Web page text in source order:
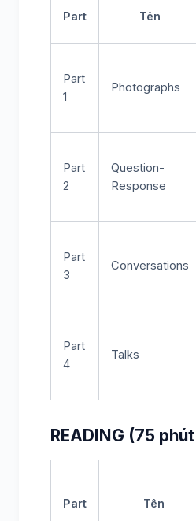
Part Tên
Part
1
Photographs
Part
2
Question-
Response
Part
3
Conversations
Part
4
Talks
READING (75
Part Tên